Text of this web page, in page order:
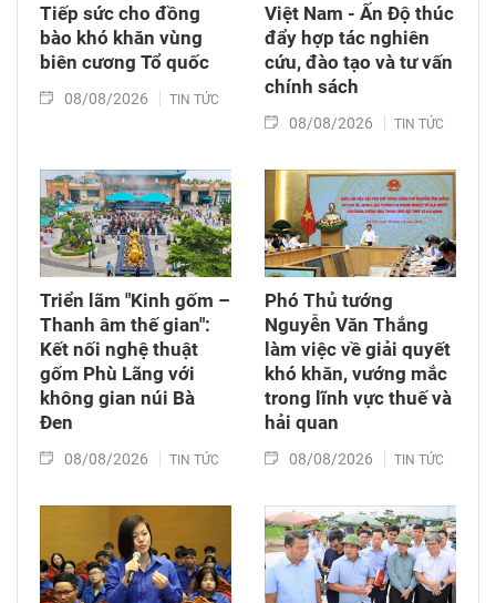
Tiếp sức cho đồng
bào khó khăn vùng
biên cương Tổ quốc
08/08/2026 TIN TỨC
Việt Nam - Ấn Độ thúc
đẩy hợp tác nghiên
cứu, đào tạo và tư vấn
chính sách
08/08/2026 TIN TỨC
Triển lãm "Kinh gốm –
Thanh âm thế gian":
Kết nối nghệ thuật
gốm Phù Lãng với
không gian núi Bà
Đen
08/08/2026 TIN TỨC
Phó Thủ tướng
Nguyễn Văn Thắng
làm việc về giải quyết
khó khăn, vướng mắc
trong lĩnh vực thuế và
hải quan
08/08/2026 TIN TỨC